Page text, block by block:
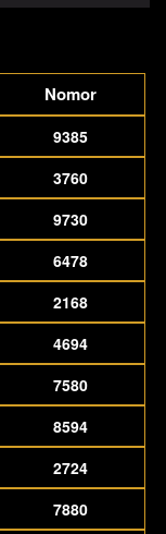
Nomor
9385
3760
9730
6478
2168
4694
7580
8594
2724
7880